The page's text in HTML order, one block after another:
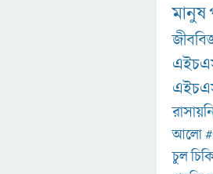
মানুষ
আলো
চুল